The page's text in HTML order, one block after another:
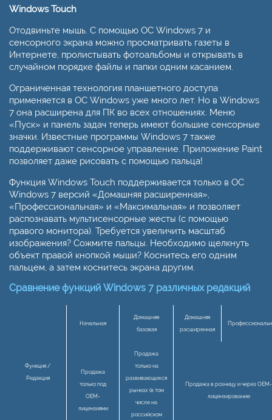
Windows Touch
Отодвиньте мышь. С помощью ОС Windows 7 и
сенсорного экрана можно просматривать газеты в
Интернете, пролистывать фотоальбомы и открывать в
случайном порядке файлы и папки одним касанием.
Ограниченная технология планшетного доступа
применяется в ОС Windows уже много лет. Но в Windows
7 она расширена для ПК во всех отношениях. Меню
«Пуск» и панель задач теперь имеют большие сенсорные
значки. Известные программы Windows 7 также
поддерживают сенсорное управление. Приложение Paint
позволяет даже рисовать с помощью пальца!
Функция Windows Touch поддерживается только в ОС
Windows 7 версий «Домашняя расширенная»,
«Профессиональная» и «Максимальная» и позволяет
распознавать мультисенсорные жесты (с помощью
правого монитора). Требуется увеличить масштаб
изображения? Сожмите пальцы. Необходимо щелкнуть
объект правой кнопкой мыши? Коснитесь его одним
пальцем, а затем коснитесь экрана другим.
Сравнение функций Windows 7 различных редакций
Функция /
Редакция
Начальная
Домашняя
базовая
Домашняя
расширенная
Продажа
только под
OEM-
лицензиями
Продажа
только на
развивающихся
рынках (в том
числе на
российском
Продажа в розницу и через OEM-
лицензирование